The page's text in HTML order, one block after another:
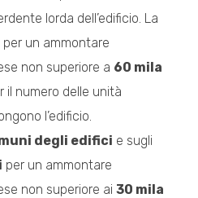
lorda dell’edificio. La
un ammontare
non superiore a 60 mila
il numero delle unità
l’edificio.
degli edifici e sugli
per un ammontare
non superiore ai 30 mila